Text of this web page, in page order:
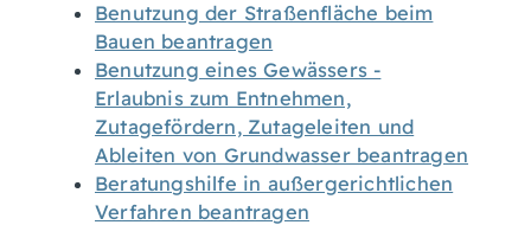
Benutzung der Straßenfläche beim
Bauen beantragen
Benutzung eines Gewässers -
Erlaubnis zum Entnehmen,
Zutagefördern, Zutageleiten und
Ableiten von Grundwasser beantragen
Beratungshilfe in außergerichtlichen
Verfahren beantragen